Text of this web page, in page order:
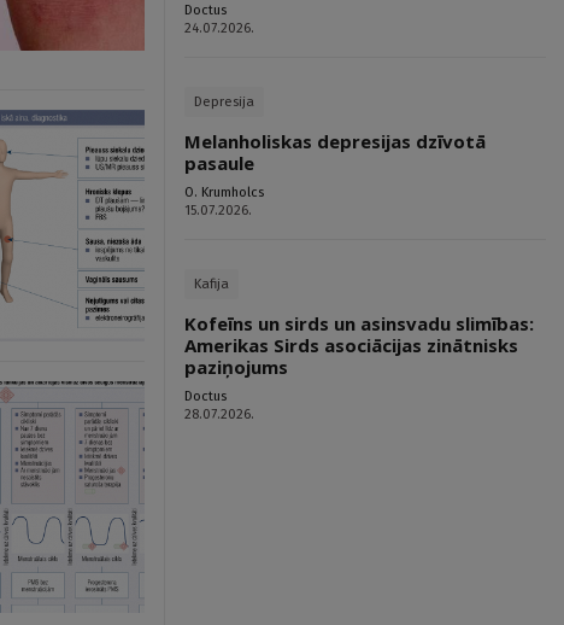
Doctus
24.07.2026.
Depresija
Melanholiskas depresijas dzīvotā
pasaule
O. Krumholcs
15.07.2026.
Kafija
Kofeīns un sirds un asinsvadu slimības:
Amerikas Sirds asociācijas zinātnisks
paziņojums
Doctus
28.07.2026.